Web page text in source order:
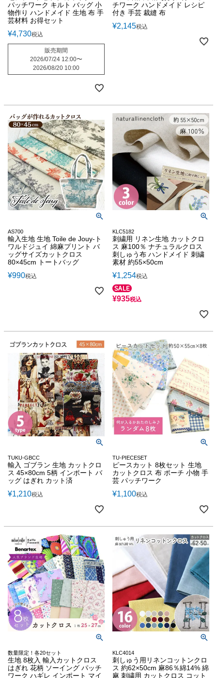
パッチワーク キルト バッグ 小
物作り ハンドメイド 生地 布 手
芸材料 お得セット
¥4,730税込
販売期間
2026/07/24 12:00〜
2026/08/20 10:00
チワーク ハンドメイド レシピ
付き 手芸 裁縫 布
¥2,145税込
AS700
輸入生地 生地 Toile de Jouy-ト
ワルドジュイ 綿麻プリント バ
ッグサイズカットクロス
80×45cm トートバッグ
¥990税込
KLC5182
刺繍用 リネン生地 カットクロ
ス 麻100％ ナチュラルクロス
刺しゅう布 ハンドメイド 刺繍
素材 約55×50cm
¥1,254税込
¥935税込
TUKU-GBCC
輸入 ゴブラン 生地 カットクロ
ス 45×80cm 5柄 インポート バ
ッグ はぎれ カット済
¥1,210税込
TU-PIECESET
ピースカット 8枚セット 生地
カットクロス 布 ポーチ 小物 手
芸 パッチワーク
¥1,100税込
数量限定！各20セット
生地 8枚入 輸入カットクロス
はぎれ 花柄 ソーイング パッチ
ワーク ハギレ インポート マイ
KLC4014
刺しゅう用リネンコットンクロ
ス 約62×50cm 麻86％綿14% 綿
麻 刺繍用 カットクロス コット